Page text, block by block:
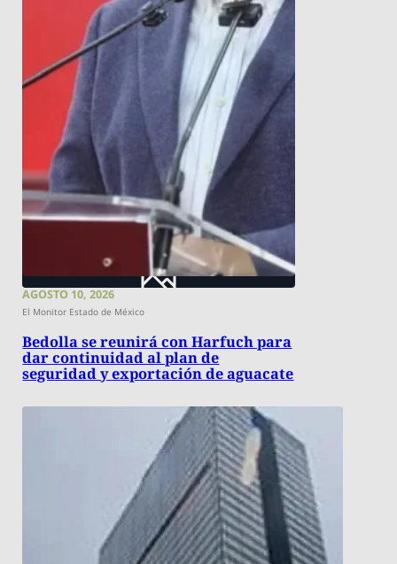
AGOSTO 10, 2026
El Monitor Estado de México
Bedolla se reunirá con Harfuch para
dar continuidad al plan de
seguridad y exportación de aguacate